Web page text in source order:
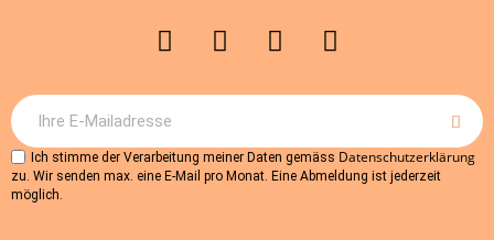
Ich stimme der Verarbeitung meiner Daten gemäss Datenschutzerklärung
zu. Wir senden max. eine E-Mail pro Monat. Eine Abmeldung ist jederzeit
möglich.